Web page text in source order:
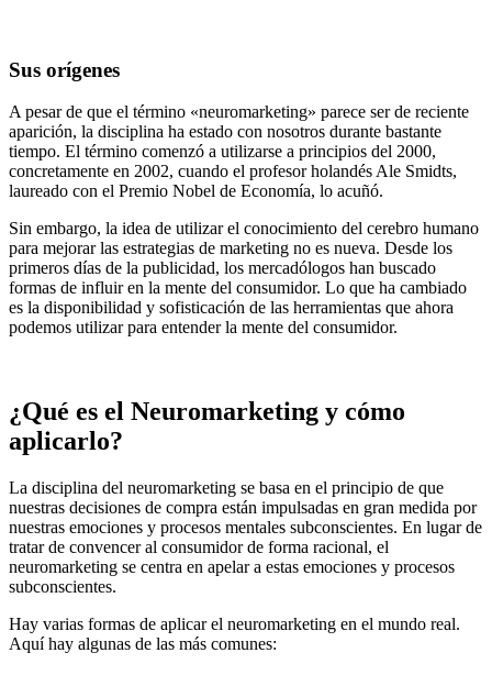
Sus orígenes
A pesar de que el término «neuromarketing» parece ser de reciente
aparición, la disciplina ha estado con nosotros durante bastante
tiempo. El término comenzó a utilizarse a principios del 2000,
concretamente en 2002, cuando el profesor holandés Ale Smidts,
laureado con el Premio Nobel de Economía, lo acuñó.
Sin embargo, la idea de utilizar el conocimiento del cerebro humano
para mejorar las estrategias de marketing no es nueva. Desde los
primeros días de la publicidad, los mercadólogos han buscado
formas de influir en la mente del consumidor. Lo que ha cambiado
es la disponibilidad y sofisticación de las herramientas que ahora
podemos utilizar para entender la mente del consumidor.
¿Qué es el Neuromarketing y cómo
aplicarlo?
La disciplina del neuromarketing se basa en el principio de que
nuestras decisiones de compra están impulsadas en gran medida por
nuestras emociones y procesos mentales subconscientes. En lugar de
tratar de convencer al consumidor de forma racional, el
neuromarketing se centra en apelar a estas emociones y procesos
subconscientes.
Hay varias formas de aplicar el neuromarketing en el mundo real.
Aquí hay algunas de las más comunes: